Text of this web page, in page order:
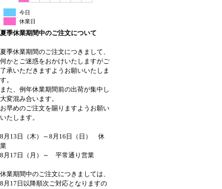
今日
休業日
夏季休業期間中のご注文について
夏季休業期間のご注文につきまして、
何かとご迷惑をおかけいたしますがご
了承いただきますようお願いいたしま
す。
また、例年休業期間前の出荷が集中し
大変混み合います。
お早めのご注文を賜りますようお願い
いたします。
8月13日（木）～8月16日（日） 休
業
8月17日（月）～ 平常通り営業
休業期間中のご注文につきましては、
8月17日以降順次ご対応となりますの